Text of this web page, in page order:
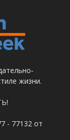
жизни.
- 77132 от